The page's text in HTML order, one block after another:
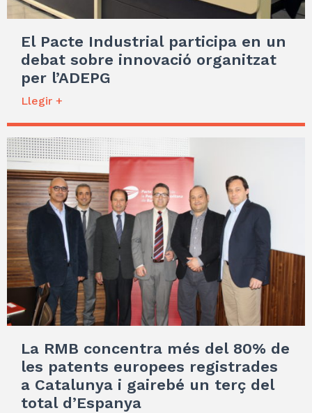
El Pacte Industrial participa en un
debat sobre innovació organitzat
per l’ADEPG
Llegir +
La RMB concentra més del 80% de
les patents europees registrades
a Catalunya i gairebé un terç del
total d’Espanya